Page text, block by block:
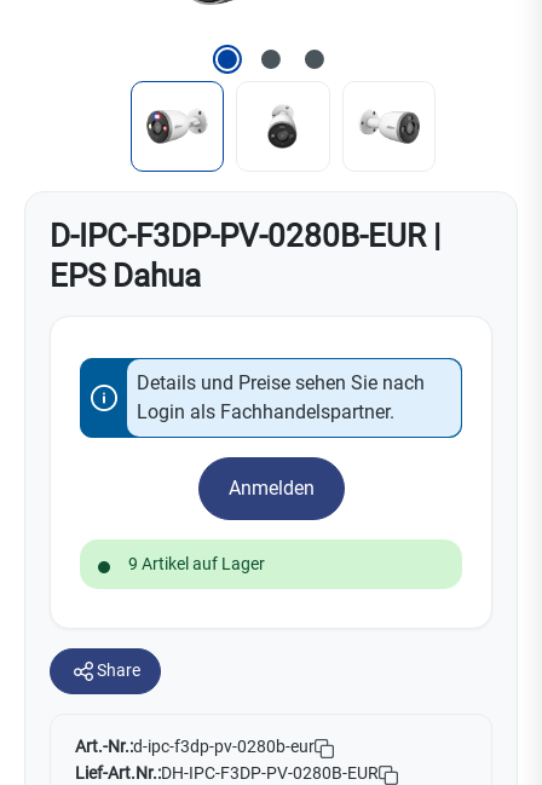
D-IPC-F3DP-PV-0280B-EUR |
EPS Dahua
Details und Preise sehen Sie nach
Login als Fachhandelspartner.
Anmelden
9 Artikel auf Lager
Share
Art.-Nr.:d-ipc-f3dp-pv-0280b-eur
Lief-Art.Nr.:DH-IPC-F3DP-PV-0280B-EUR